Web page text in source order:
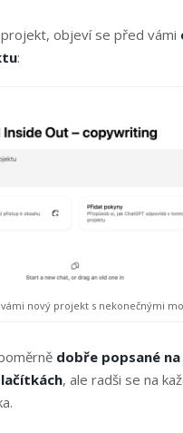
objeví se před vámi
:
nový projekt s nekonečnými
dobře popsané na
, ale radši se na